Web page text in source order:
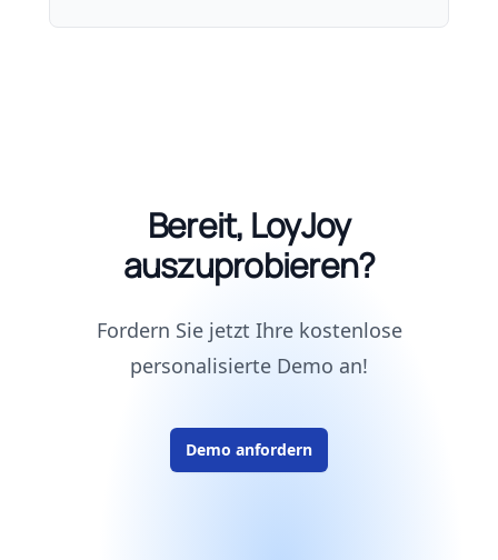
Bereit, LoyJoy
auszuprobieren?
Fordern Sie jetzt Ihre kostenlose
personalisierte Demo an!
Demo anfordern